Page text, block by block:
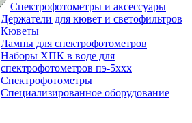
Спектрофотометры и аксессуары
Держатели для кювет и светофильтров
Кюветы
Лампы для спектрофотометров
Наборы ХПК в воде для
спектрофотометров пэ-5ххх
Спектрофотометры
Специализированное оборудование